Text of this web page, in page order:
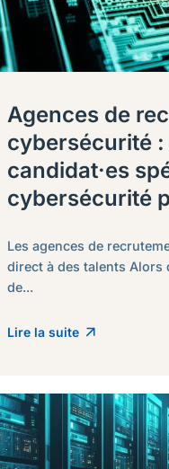
Agences de
cybersécurité
candidat·es
cybersécurité
Les agences de
direct à des talents Alors
de...
Lire la suite